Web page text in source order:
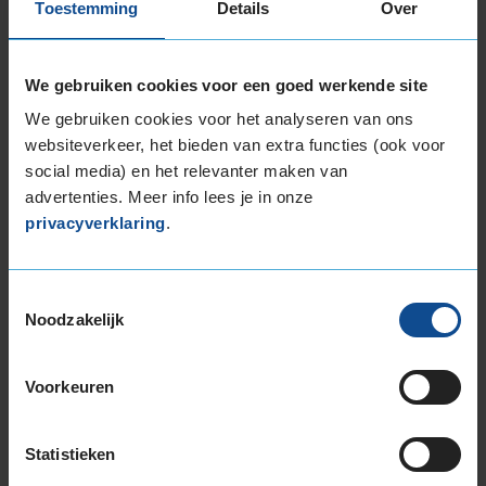
Toestemming Details Over
We gebruiken cookies voor een goed werkende site
We gebruiken cookies voor het analyseren van ons
websiteverkeer, het bieden van extra functies (ook voor
social media) en het relevanter maken van
advertenties. Meer info lees je in onze
privacyverklaring.
Noodzakelijk
Voorkeuren
Statistieken
SEAT wordt dan gekeurd terwijl je wacht.
onderhoudsbeurtof nieuwe setbanden voor
SEAT.
Rijd je een ander automerk? Alle automerken
kunnen bij ons terecht voor een APK, benzine,
diesel, hybride of elektrisch:
Alfa Romeo
BYD
Dacia